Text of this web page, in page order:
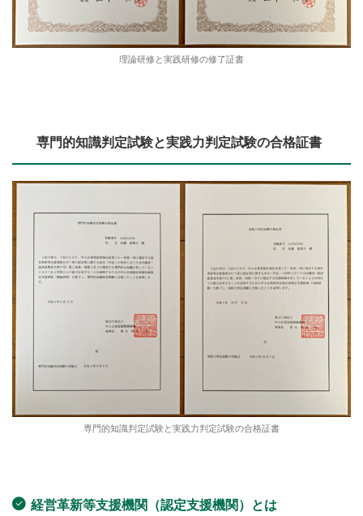
理論研修と実践研修の修了証書
専門的知識判定試験と実践力判定試験の合格証書
専門的知識判定試験と実践力判定試験の合格証書
経営革新等支援機関（認定支援機関）とは